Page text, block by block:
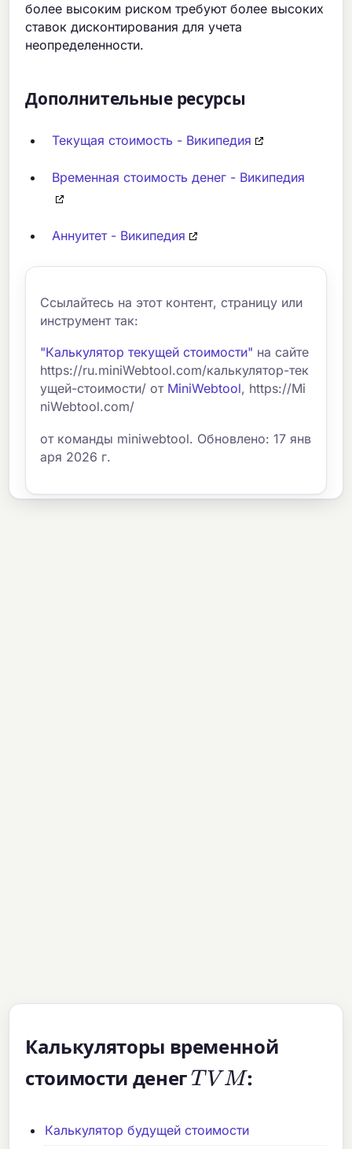
более высоким риском требуют более высоких
ставок дисконтирования для учета
неопределенности.
Дополнительные ресурсы
Текущая стоимость - Википедия
Временная стоимость денег - Википедия
Аннуитет - Википедия
Ссылайтесь на этот контент, страницу или
инструмент так:
"Калькулятор текущей стоимости" на сайте
https://ru.miniWebtool.com/калькулятор-тек
ущей-стоимости/ от MiniWebtool, https://Mi
niWebtool.com/
от команды miniwebtool. Обновлено: 17 янв
аря 2026 г.
Калькуляторы временной
стоимости денегTVM :
Калькулятор будущей стоимости